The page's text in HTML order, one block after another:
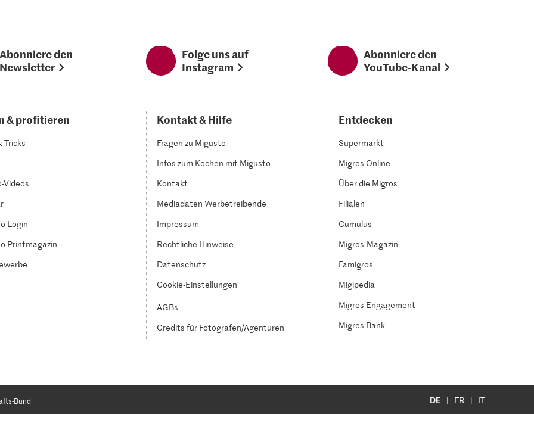
Abonniere den
Newsletter
Folge uns auf
Instagram
Abonniere den
YouTube-Kanal
& profitieren
Tricks
Videos
Login
Printmagazin
Kontakt & Hilfe
Fragen zu Migusto
Infos zum Kochen mit Migusto
Kontakt
Mediadaten Werbetreibende
Impressum
Rechtliche Hinweise
Datenschutz
Cookie-Einstellungen
AGBs
Credits für Fotografen/Agenturen
Entdecken
Supermarkt
Migros Online
Über die Migros
Filialen
Cumulus
Migros-Magazin
Famigros
Migipedia
Migros Engagement
Migros Bank
Bund DE FR IT